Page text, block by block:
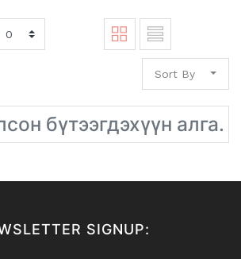
Sort By
бүтээгдэхүүн алга.
SIGNUP: